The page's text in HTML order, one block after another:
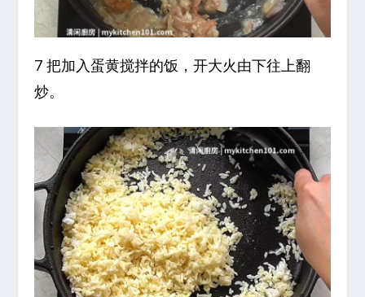
7 把加入蛋黄搅拌的饭，开大火由下往上翻
炒。